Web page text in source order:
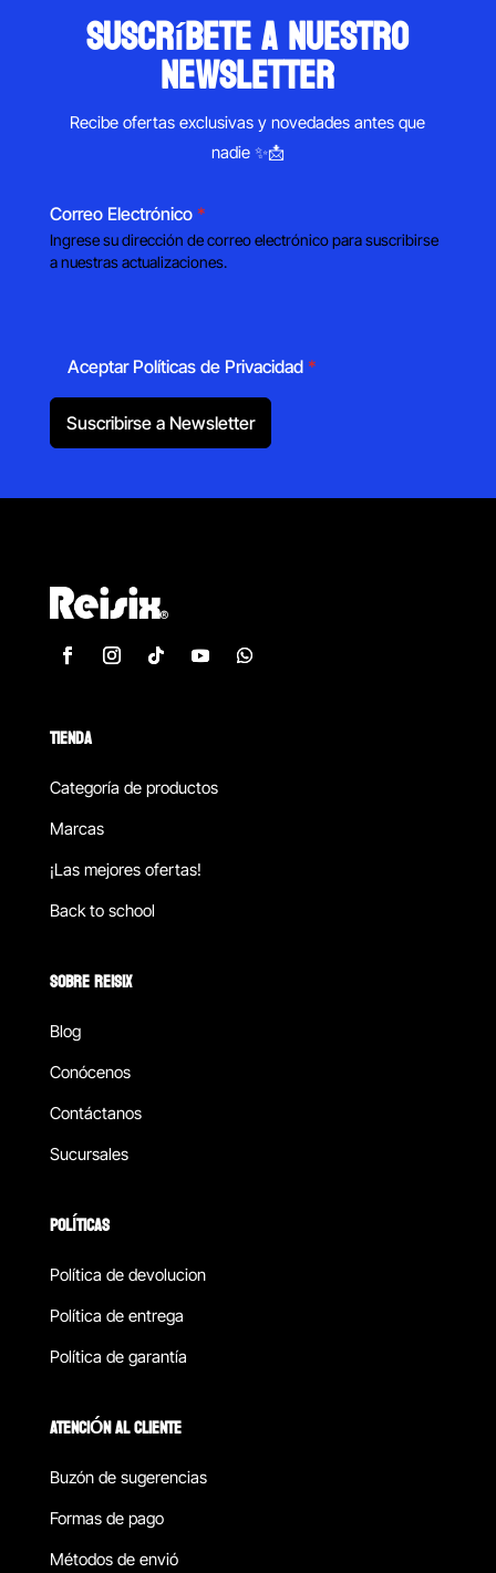
suscríbete a nuestro
newsletter
Recibe ofertas exclusivas y novedades antes que
nadie ✨📩
Correo Electrónico *
Ingrese su dirección de correo electrónico para suscribirse
a nuestras actualizaciones.
Aceptar Políticas de Privacidad *
Suscribirse a Newsletter
TIENDA
Categoría de productos
Marcas
¡Las mejores ofertas!
Back to school
SOBRE REISIX
Blog
Conócenos
Contáctanos
Sucursales
POLÍTICAS
Política de devolucion
Política de entrega
Política de garantía
ATENCIÓN AL CLIENTE
Buzón de sugerencias
Formas de pago
Métodos de envió